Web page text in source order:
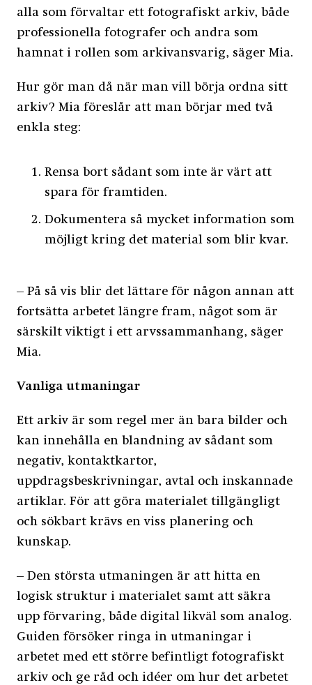
alla som förvaltar ett fotografiskt arkiv, både
professionella fotografer och andra som
hamnat i rollen som arkivansvarig, säger Mia.
Hur gör man då när man vill börja ordna sitt
arkiv? Mia föreslår att man börjar med två
enkla steg:
Rensa bort sådant som inte är värt att
spara för framtiden.
Dokumentera så mycket information som
möjligt kring det material som blir kvar.
– På så vis blir det lättare för någon annan att
fortsätta arbetet längre fram, något som är
särskilt viktigt i ett arvssammanhang, säger
Mia.
Vanliga utmaningar
Ett arkiv är som regel mer än bara bilder och
kan innehålla en blandning av sådant som
negativ, kontaktkartor,
uppdragsbeskrivningar, avtal och inskannade
artiklar. För att göra materialet tillgängligt
och sökbart krävs en viss planering och
kunskap.
– Den största utmaningen är att hitta en
logisk struktur i materialet samt att säkra
upp förvaring, både digital likväl som analog.
Guiden försöker ringa in utmaningar i
arbetet med ett större befintligt fotografiskt
arkiv och ge råd och idéer om hur det arbetet